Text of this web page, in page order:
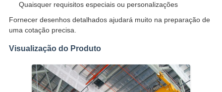
Quaisquer requisitos especiais ou personalizações
Fornecer desenhos detalhados ajudará muito na preparação de
uma cotação precisa.
Visualização do Produto